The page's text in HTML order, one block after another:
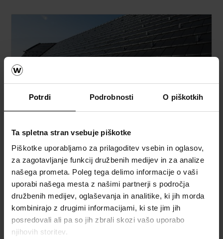
Potrdi Podrobnosti O piškotkih
Ta spletna stran vsebuje piškotke
Piškotke uporabljamo za prilagoditev vsebin in oglasov,
za zagotavljanje funkcij družbenih medijev in za analize
našega prometa. Poleg tega delimo informacije o vaši
uporabi našega mesta z našimi partnerji s področja
družbenih medijev, oglaševanja in analitike, ki jih morda
kombinirajo z drugimi informacijami, ki ste jim jih
posredovali ali pa so jih zbrali skozi vašo uporabo
njihovih storitev.
Kalkulator za izračun strehe
Naročite brezplačni izračun material
Naročite brezplačni vzorec strešnika
How to video napotki